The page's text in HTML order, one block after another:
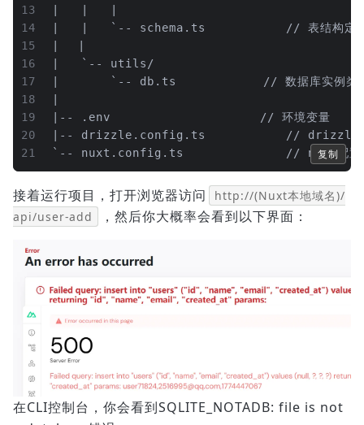
13
14
15
16
17
18
19
20
21
|   |   `-- schema.ts			// 表
|   `-- utils/
|       `-- db.ts			    // 数据库实例类
|-- .env						// 环境变量
|-- drizzle.config.ts			//
`-- nuxt.config.ts				// nuxt配置
复制
接着运行项目，打开浏览器访问
http://(Nuxt本地域名)/
api/user-add
，然后你大概率会看到以下界面：
在CLI控制台，你会看到SQLITE_NOTADB: file is not